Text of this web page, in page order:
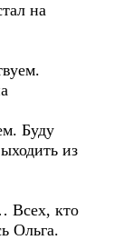
на
Буду
из
Всех, кто
Ольга.